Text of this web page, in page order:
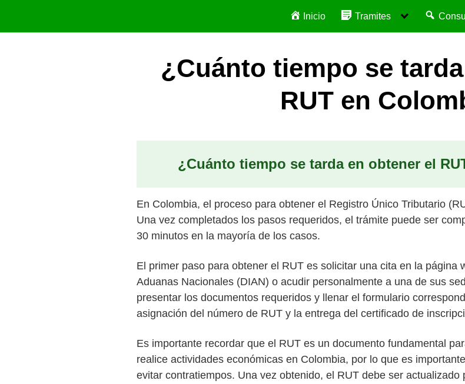
contenido
Inicio Tramites
¿Cuánto tiempo se
RUT en
¿Cuánto tiempo se tarda en obtener el
En Colombia, el proceso para obtener el Registro Único Tributario
Una vez completados los pasos requeridos, el trámite puede ser
30 minutos en la mayoría de los casos.
El primer paso para obtener el RUT es solicitar una cita en la página
Aduanas Nacionales (DIAN) o acudir personalmente a una de sus
presentar los documentos requeridos y llenar el formulario
asignación del número de RUT y la entrega del certificado de
Es importante recordar que el RUT es un documento fundamental
realice actividades económicas en Colombia, por lo que es
evitar contratiempos. Una vez obtenido, el RUT debe ser